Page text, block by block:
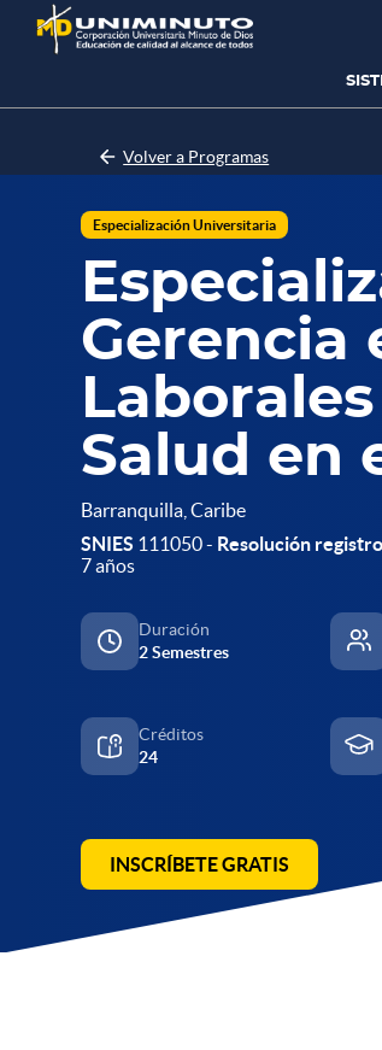
contenido
Volver a Programas
Especialización Universitaria
Gerencia
Salud en
Barranquilla, Caribe
SNIES 111050 - Resolución
7 años
Duración
2 Semestres
Créditos
24
INSCRÍBETE GRATIS